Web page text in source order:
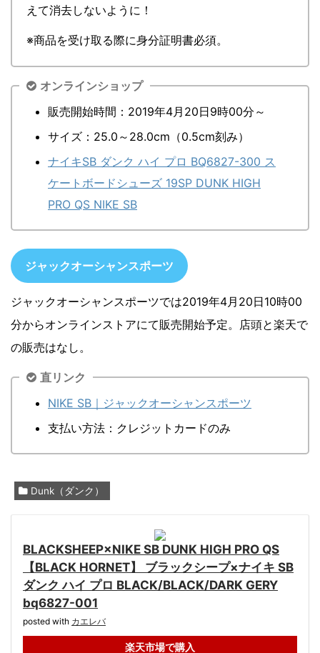
えて消去しないように！
※商品を受け取る際に身分証明書必須。
オンラインショップ
販売開始時間：2019年4月20日9時00分～
サイズ：25.0～28.0cm（0.5cm刻み）
ナイキSB ダンク ハイ プロ BQ6827-300 ス
ケートボードシューズ 19SP DUNK HIGH
PRO QS NIKE SB
ジャックオーシャンスポーツ
ジャックオーシャンスポーツでは2019年4月20日10時00
分からオンラインストアにて販売開始予定。店頭と楽天で
の販売はなし。
直リンク
NIKE SB｜ジャックオーシャンスポーツ
支払い方法：クレジットカードのみ
Dunk（ダンク）
BLACKSHEEP×NIKE SB DUNK HIGH PRO QS
【BLACK HORNET】 ブラックシープ×ナイキ SB
ダンク ハイ プロ BLACK/BLACK/DARK GERY
bq6827-001
posted with カエレバ
楽天市場で購入